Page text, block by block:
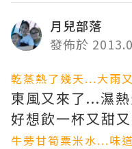
月兒部落
發佈於
乾蒸熱了幾天...大雨
東風又來了...濕
好想飲一杯又甜
牛蒡甘筍粟米水...味